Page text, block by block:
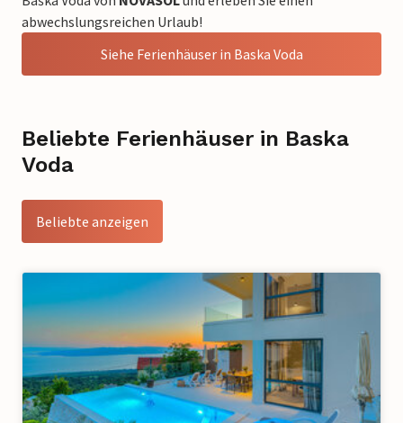
abwechslungsreichen Urlaub!
Siehe Ferienhäuser in Baska Voda
Beliebte Ferienhäuser in Baska
Voda
Beliebte anzeigen